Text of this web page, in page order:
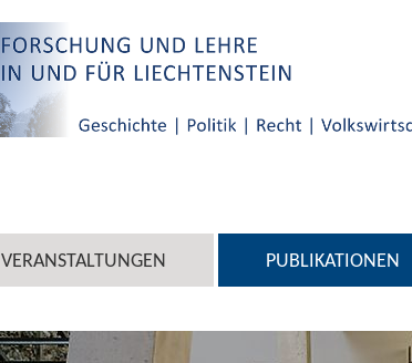
VERANSTALTUNGEN PUBLIKATIONEN